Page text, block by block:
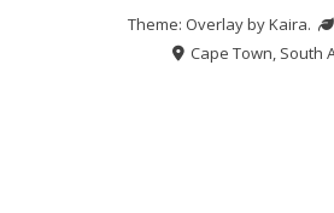
Theme: Overlay byKaira.
Cape Town, South